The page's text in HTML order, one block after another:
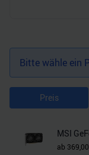
Bitte wähle ein
Preis
MSI
ab 369,00